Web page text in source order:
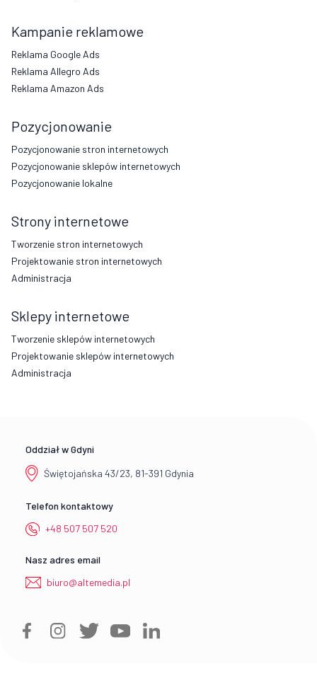
Kampanie reklamowe
Reklama Google Ads
Reklama Allegro Ads
Reklama Amazon Ads
Pozycjonowanie
Pozycjonowanie stron internetowych
Pozycjonowanie sklepów internetowych
Pozycjonowanie lokalne
Strony internetowe
Tworzenie stron internetowych
Projektowanie stron internetowych
Administracja
Sklepy internetowe
Tworzenie sklepów internetowych
Projektowanie sklepów internetowych
Administracja
Oddział w Gdyni
Świętojańska 43/23, 81-391 Gdynia
Telefon kontaktowy
+48 507 507 520
Nasz adres email
biuro@altemedia.pl